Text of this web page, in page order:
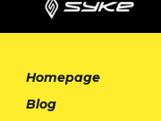
Homepage
Blog